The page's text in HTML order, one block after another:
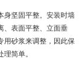
身坚固平整。安装时墙
、表面平整、立面垂
用砂浆来调整，因此保
简单。